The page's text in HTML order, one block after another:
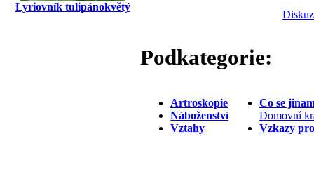
Lyriovník tulipánokvětý
Podkategorie:
Artroskopie
Náboženství
Vztahy
Co se
Domovní
Vzkazy